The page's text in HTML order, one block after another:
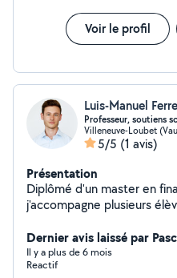
Voir le profil
Luis-Manuel
Professeur, soutiens
Villeneuve-Loubet
5/5 (1 avis)
Présentation
Diplômé d'un master en
j'accompagne plusieurs
parfaitement la plupart des
ferai un plaisir de vous
vos connaissances en
Dernier avis laissé par
Il y a plus de 6 mois
Reactif